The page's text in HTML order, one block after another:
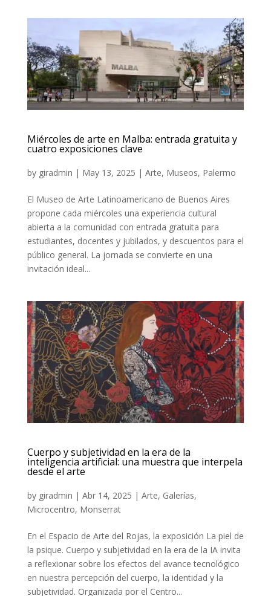
Miércoles de arte en Malba: entrada gratuita y
cuatro exposiciones clave
by giradmin | May 13, 2025 | Arte, Museos, Palermo
El Museo de Arte Latinoamericano de Buenos Aires
propone cada miércoles una experiencia cultural
abierta a la comunidad con entrada gratuita para
estudiantes, docentes y jubilados, y descuentos para el
público general. La jornada se convierte en una
invitación ideal...
Cuerpo y subjetividad en la era de la
inteligencia artificial: una muestra que interpela
desde el arte
by giradmin | Abr 14, 2025 | Arte, Galerías,
Microcentro, Monserrat
En el Espacio de Arte del Rojas, la exposición La piel de
la psique. Cuerpo y subjetividad en la era de la IA invita
a reflexionar sobre los efectos del avance tecnológico
en nuestra percepción del cuerpo, la identidad y la
subjetividad. Organizada por el Centro...